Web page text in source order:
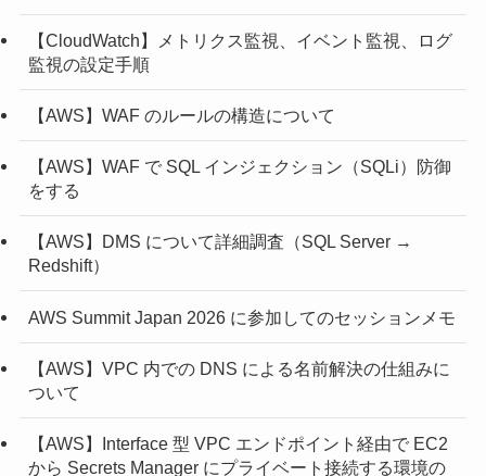
【CloudWatch】メトリクス監視、イベント監視、ログ
監視の設定手順
【AWS】WAF のルールの構造について
【AWS】WAF で SQL インジェクション（SQLi）防御
をする
【AWS】DMS について詳細調査（SQL Server →
Redshift）
AWS Summit Japan 2026 に参加してのセッションメモ
【AWS】VPC 内での DNS による名前解決の仕組みに
ついて
【AWS】Interface 型 VPC エンドポイント経由で EC2
から Secrets Manager にプライベート接続する環境の